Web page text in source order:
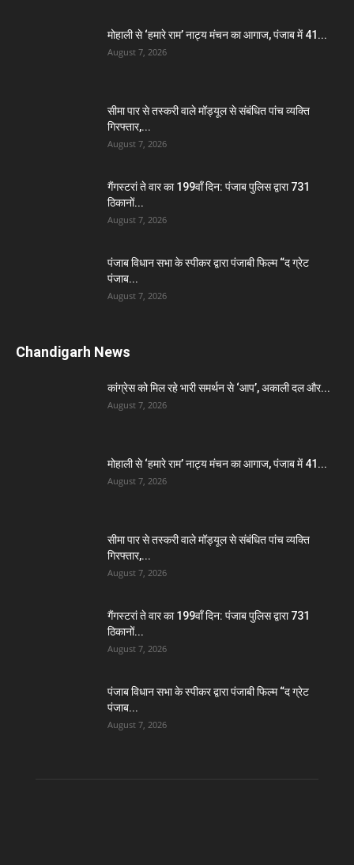
मोहाली से ‘हमारे राम’ नाट्य मंचन का आगाज, पंजाब में 41...
August 7, 2026
सीमा पार से तस्करी वाले मॉड्यूल से संबंधित पांच व्यक्ति
गिरफ्तार,...
August 7, 2026
गैंगस्टरां ते वार का 199वाँ दिन: पंजाब पुलिस द्वारा 731
ठिकानों...
August 7, 2026
पंजाब विधान सभा के स्पीकर द्वारा पंजाबी फिल्म “द ग्रेट
पंजाब...
August 7, 2026
Chandigarh News
कांग्रेस को मिल रहे भारी समर्थन से ‘आप’, अकाली दल और...
August 7, 2026
मोहाली से ‘हमारे राम’ नाट्य मंचन का आगाज, पंजाब में 41...
August 7, 2026
सीमा पार से तस्करी वाले मॉड्यूल से संबंधित पांच व्यक्ति
गिरफ्तार,...
August 7, 2026
गैंगस्टरां ते वार का 199वाँ दिन: पंजाब पुलिस द्वारा 731
ठिकानों...
August 7, 2026
पंजाब विधान सभा के स्पीकर द्वारा पंजाबी फिल्म “द ग्रेट
पंजाब...
August 7, 2026